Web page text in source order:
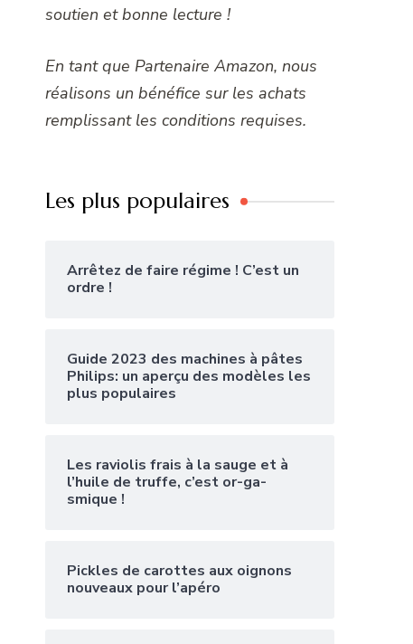
soutien et bonne lecture !
En tant que Partenaire Amazon, nous
réalisons un bénéfice sur les achats
remplissant les conditions requises.
Les plus populaires
Arrêtez de faire régime ! C’est un
ordre !
Guide 2023 des machines à pâtes
Philips: un aperçu des modèles les
plus populaires
Les raviolis frais à la sauge et à
l’huile de truffe, c’est or-ga-
smique !
Pickles de carottes aux oignons
nouveaux pour l’apéro